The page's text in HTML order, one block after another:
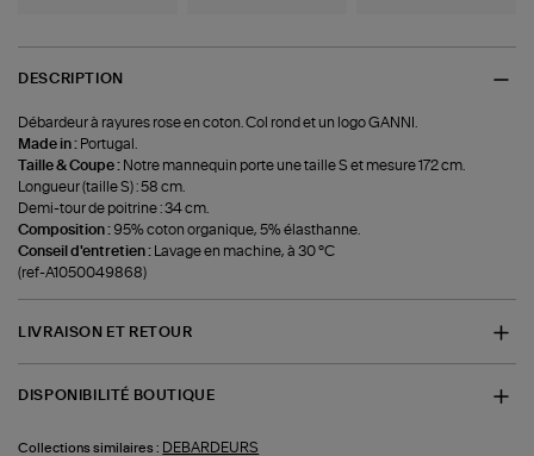
DESCRIPTION
Débardeur à rayures rose en coton. Col rond et un logo GANNI.
Made in : Portugal.
Taille & Coupe : Notre mannequin porte une taille S et mesure 172 cm.
Longueur (taille S) : 58 cm.
Demi-tour de poitrine : 34 cm.
Composition : 95% coton organique, 5% élasthanne.
Conseil d'entretien :
Lavage en machine, à 30 °C
(ref-A1050049868)
LIVRAISON ET RETOUR
DISPONIBILITÉ BOUTIQUE
Collections similaires : DEBARDEURS